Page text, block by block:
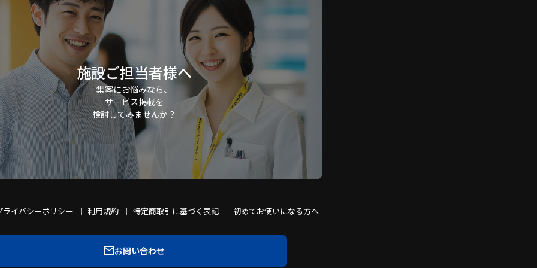
施設ご担当者様へ
集客にお悩みなら、
サービス掲載を
検討してみませんか？
ライバシーポリシー 利用規約 特定商取引に基づく表記 初めてお使いになる方へ
お問い合わせ